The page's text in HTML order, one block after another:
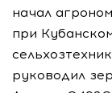
начал
при
руководил